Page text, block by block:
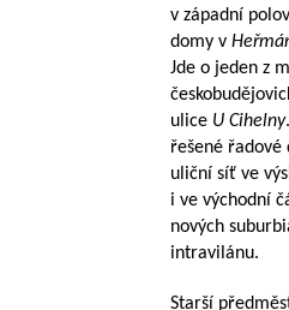
v západní
domy v
Jde o jeden z
ulice U Cihelny
řešené řadové
uliční síť ve
i ve východní
nových
intravilánu.
Starší